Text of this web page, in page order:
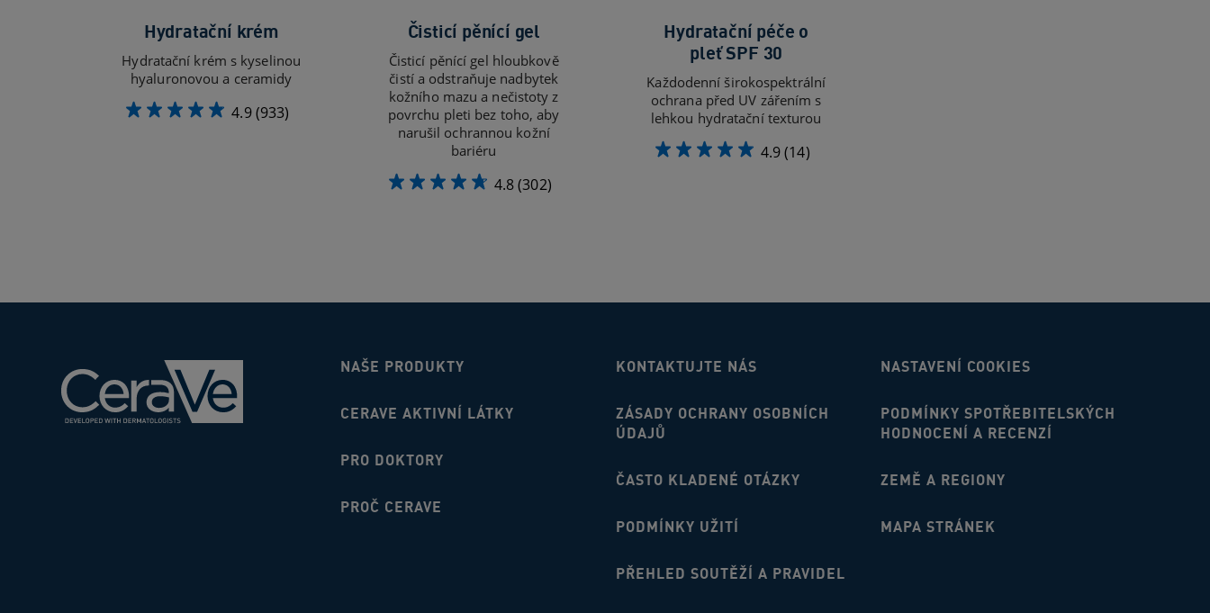
Hydratační krém
Hydratační krém s kyselinou
hyaluronovou a ceramidy
4.9(933)
Čisticí pěnící gel
Čisticí pěnící gel hloubkově
čistí a odstraňuje nadbytek
kožního mazu a nečistoty z
povrchu pleti bez toho, aby
narušil ochrannou kožní
bariéru
4.8(302)
Hydratační péče o
pleť SPF 30
Každodenní širokospektrální
ochrana před UV zářením s
lehkou hydratační texturou
4.9(14)
NAŠE PRODUKTY
CERAVE AKTIVNÍ LÁTKY
PRO DOKTORY
PROČ CERAVE
KONTAKTUJTE NÁS NASTAVENÍ COOKIES
ZÁSADY OCHRANY OSOBNÍCH
ÚDAJŮ
PODMÍNKY SPOTŘEBITELSKÝCH
HODNOCENÍ A RECENZÍ
ČASTO KLADENÉ OTÁZKY ZEMĚ A REGIONY
PODMÍNKY UŽITÍ MAPA STRÁNEK
PŘEHLED SOUTĚŽÍ A PRAVIDEL